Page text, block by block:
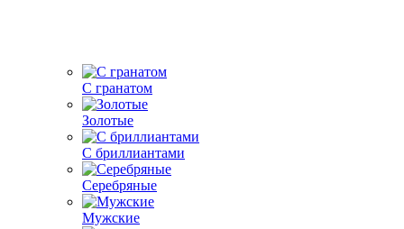
С гранатом
Золотые
С бриллиантами
Серебряные
Мужские